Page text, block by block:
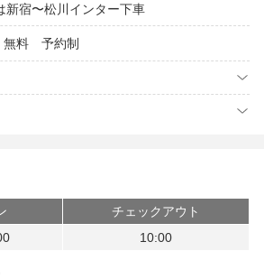
新宿〜松川インター下車
料 予約制
チェックアウト
10:00